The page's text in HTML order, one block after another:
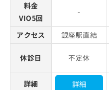
料金
VIO5回
-
アクセス 銀座駅直結
休診日 不定休
詳細 詳細